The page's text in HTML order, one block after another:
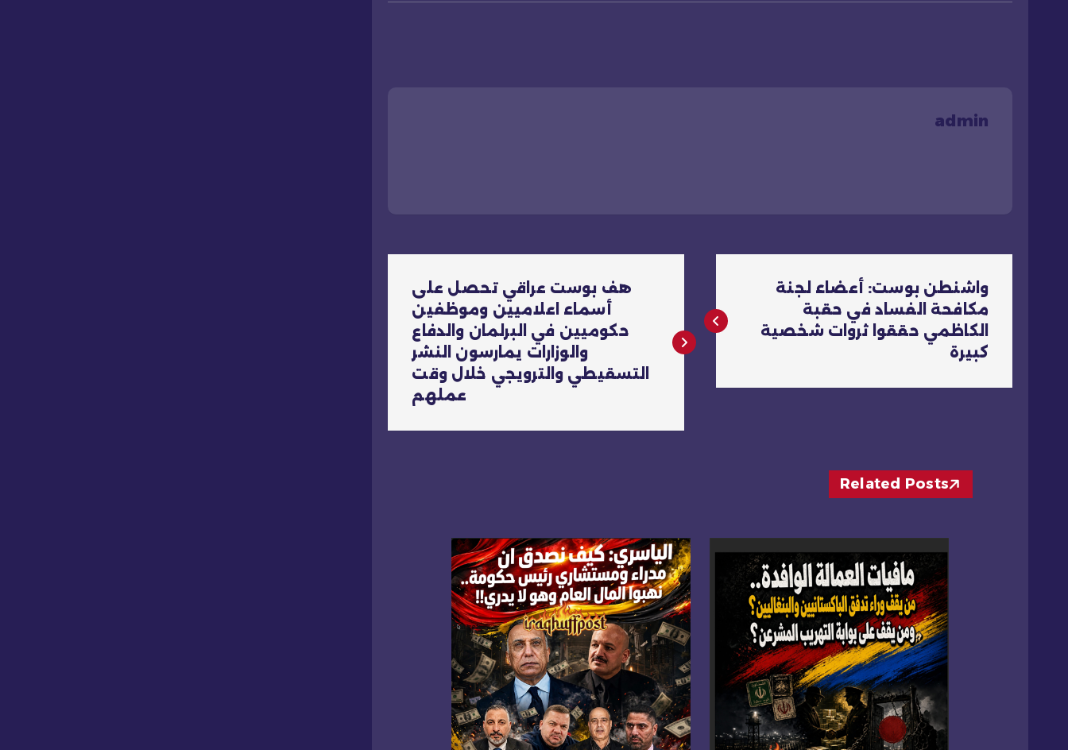
admin
ص
فّ
واشنطن بوست: أعضاء لجنة
مكافحة الفساد في حقبة
الكاظمي حققوا ثروات شخصية
كبيرة
هف بوست عراقي تحصل على
أسماء اعلاميين وموظفين
حكوميين في البرلمان والدفاع
والوزارات يمارسون النشر
التسقيطي والترويجي خلال وقت
عملهم
Related Posts